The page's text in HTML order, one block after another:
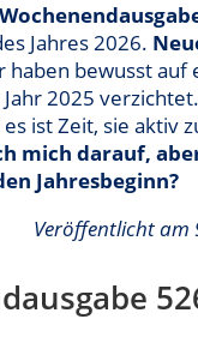
Jahres 2026.
haben bewusst auf
Jahr 2025
ist Zeit, sie aktiv
mich darauf,
Jahresbeginn?
Veröffentlicht am